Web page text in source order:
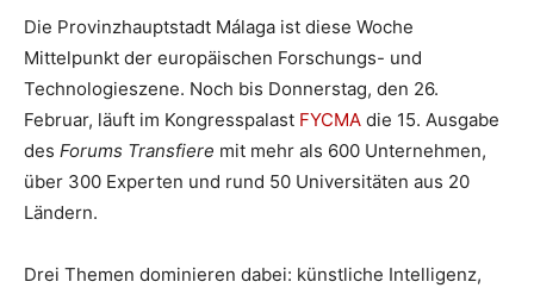
Die Provinzhauptstadt Málaga ist diese Woche
Mittelpunkt der europäischen Forschungs- und
Technologieszene. Noch bis Donnerstag, den 26.
Februar, läuft im Kongresspalast FYCMA die 15. Ausgabe
des Forums Transfiere mit mehr als 600 Unternehmen,
über 300 Experten und rund 50 Universitäten aus 20
Ländern.
Drei Themen dominieren dabei: künstliche Intelligenz,